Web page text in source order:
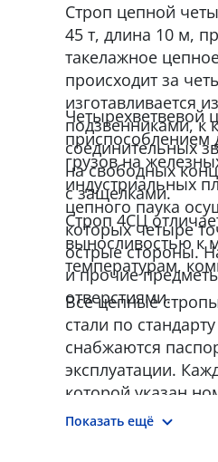
Строп цепной
45 т, длина 10 м,
такелажное
происходит за
изготавливается
подзвенниками,
соединительных
на свободных
с защелками.
Четырехветвевой
грузов на
индустриальных
цепного паука
которых четыре
острые стороны.
и прочие
отверстиями.
Строп 4СЦ
выносливостью к
температурам,
Все цепные
стали по
снабжаются
эксплуатации.
которой указан
изготовления и
Показать ещё